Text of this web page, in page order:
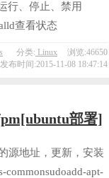
行、停止、禁用
查看状态
分类: Linux
浏览:46650
发布时间:2015-11-08 18:47:14
部署]
源地址，更新，安装
commonsudoadd-apt-